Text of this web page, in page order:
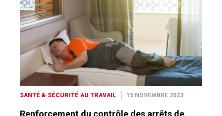
SANTÉ & SÉCURITÉ AU TRAVAIL 15 NOVEMBRE 2023
Renforcement du contrôle des arrêts de